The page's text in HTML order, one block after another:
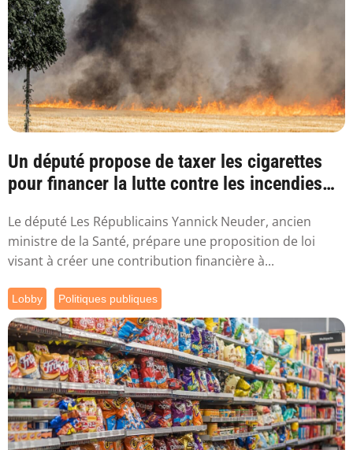
Un député propose de taxer les cigarettes
pour financer la lutte contre les incendies
Le député Les Républicains Yannick Neuder, ancien
ministre de la Santé, prépare une proposition de loi
visant à créer une contribution financière à...
Lobby Politiques publiques